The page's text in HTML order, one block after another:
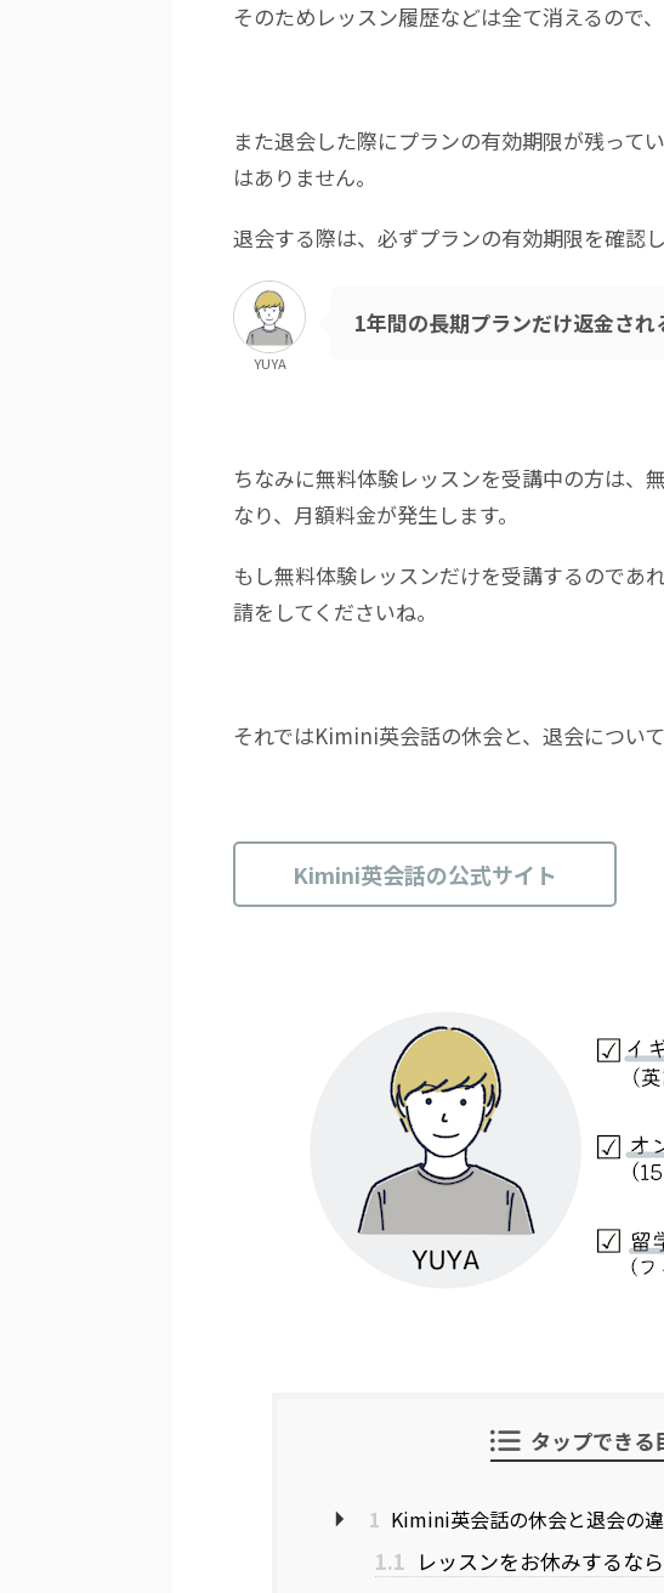
そのためレッスン履歴などは全て消えるので
また退会した際にプランの有効期限が残って
はありません。
退会する際は、必ずプランの有効期限を確認し
YUYA
1年間の長期プランだけ返金され
ちなみに無料体験レッスンを受講中の方は、
なり、月額料金が発生します。
もし無料体験レッスンだけを受講するのであ
請をしてくださいね。
それではKimini英会話の休会と、退会について
Kimini英会話の公式サイト
タップできる
1 Kimini英会話の休会と退会の
1.1 レッスンをお休みするな